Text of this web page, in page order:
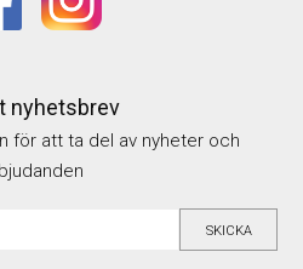
nyhetsbrev
för att ta del av nyheter och
SKICKA